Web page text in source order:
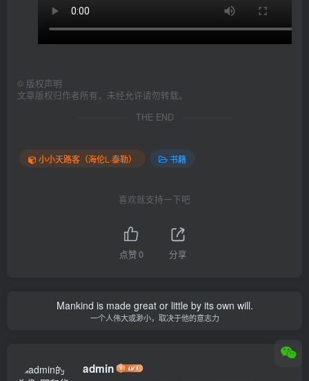
© 版权声明
文章版权归作者所有，未经允许请勿转载。
THE END
小小天路客（海伦L·泰勒） 书籍
喜欢就支持一下吧
点赞0 分享
Mankind is made great or little by its own will.
一个人伟大或渺小，取决于他的意志力
admin